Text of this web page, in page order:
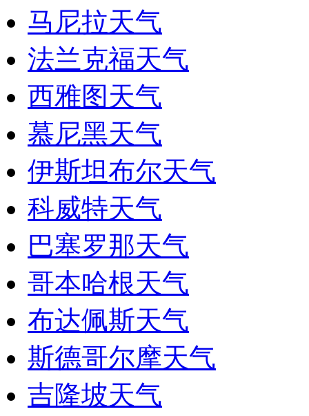
马尼拉天气
法兰克福天气
西雅图天气
慕尼黑天气
伊斯坦布尔天气
科威特天气
巴塞罗那天气
哥本哈根天气
布达佩斯天气
斯德哥尔摩天气
吉隆坡天气